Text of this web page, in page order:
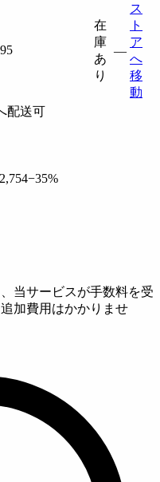
在
庫
あ
り
—
ス
ト
ア
へ
移
動
配送可
−35%
当サービスが手数料を受
加費用はかかりませ